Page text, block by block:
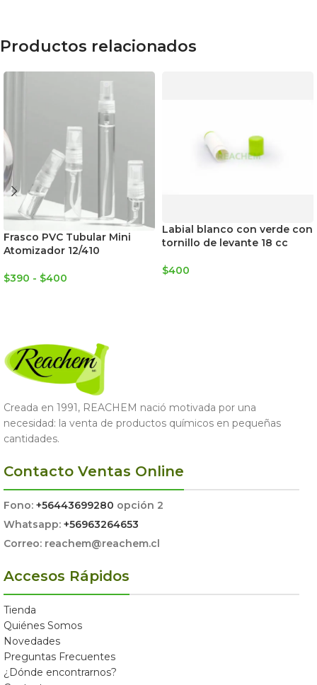
Productos relacionados
Frasco PVC Tubular Mini
Atomizador 12/410
$390 - $400
Labial blanco con verde con
tornillo de levante 18 cc
$400
Creada en 1991, REACHEM nació motivada por una
necesidad: la venta de productos químicos en pequeñas
cantidades.
Contacto Ventas Online
Fono: +56443699280 opción 2
Whatsapp: +56963264653
Correo: reachem@reachem.cl
Accesos Rápidos
Tienda
Quiénes Somos
Novedades
Preguntas Frecuentes
¿Dónde encontrarnos?